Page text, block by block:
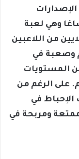
وهي لعبة
من اللاعبين
وصعبة في
المستويات
على الرغم من
الإحباط في
ممتعة ومربحة في